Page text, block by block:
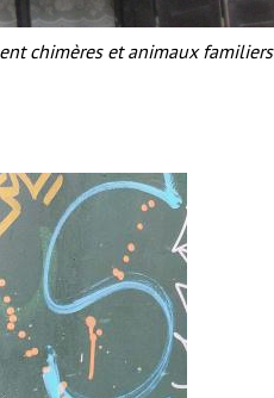
chimères et animaux familiers